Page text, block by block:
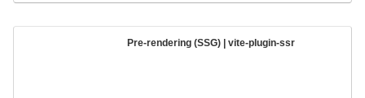
Pre-rendering (SSG) | vite-plugin-ssr